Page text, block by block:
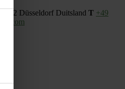
40212 Düsseldorf Duitsland T +49